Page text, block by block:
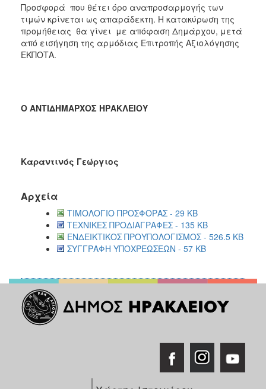
Προσφορά που θέτει όρο αναπροσαρμογής των
τιμών κρίνεται ως απαράδεκτη. Η κατακύρωση της
προμήθειας θα γίνει με απόφαση Δημάρχου, μετά
από εισήγηση της αρμόδιας Επιτροπής Αξιολόγησης
ΕΚΠΟΤΑ.
Ο ΑΝΤΙΔΗΜΑΡΧΟΣ ΗΡΑΚΛΕΙΟΥ
Καραντινός Γεώργιος
Αρχεία
ΤΙΜΟΛΟΓΙΟ ΠΡΟΣΦΟΡΑΣ - 29 KB
ΤΕΧΝΙΚΕΣ ΠΡΟΔΙΑΓΡΑΦΕΣ - 135 KB
ΕΝΔΕΙΚΤΙΚΟΣ ΠΡΟΥΠΟΛΟΓΙΣΜΟΣ - 526.5 KB
ΣΥΓΓΡΑΦΗ ΥΠΟΧΡΕΩΣΕΩΝ - 57 KB